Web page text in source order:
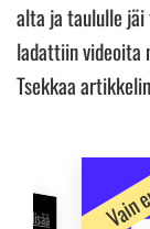
alta ja taululle
ladattiin videoita
Tsekkaa
Lue lisää Vain